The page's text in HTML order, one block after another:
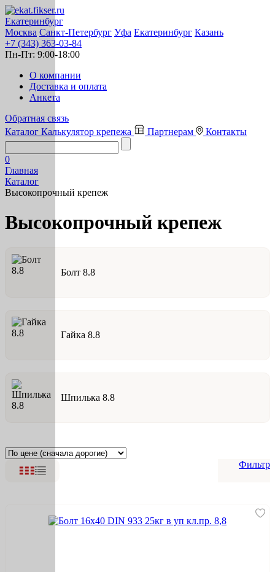
Екатеринбург
Москва Санкт-Петербург Уфа Екатеринбург Казань
+7 (343) 363-03-84
Пн-Пт: 9:00-18:00
О компании
Доставка и оплата
Анкета
Обратная связь
Каталог Калькулятор крепежа Партнерам Контакты
0
Главная
Каталог
Высокопрочный крепеж
Высокопрочный крепеж
Болт 8.8
Гайка 8.8
Шпилька 8.8
Фильтр